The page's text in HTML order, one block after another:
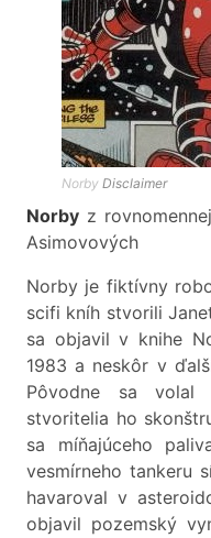
Norby Disclaimer
Norby z
Asimovových
Norby je fiktívny
scifi kníh stvorili
sa objavil v knihe
1983 a neskôr v
Pôvodne sa volal
stvoritelia ho
sa míňajúceho
vesmírneho tankeru
havaroval v
objavil pozemský